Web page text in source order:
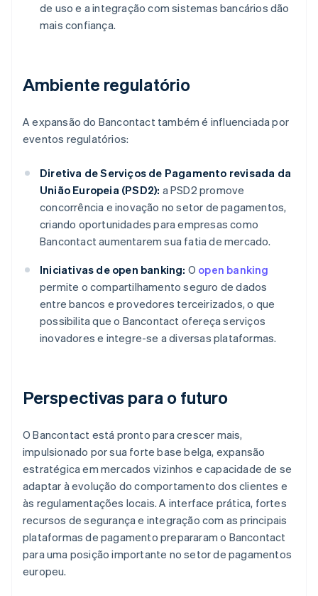
de uso e a integração com sistemas bancários dão
mais confiança.
Ambiente regulatório
A expansão do Bancontact também é influenciada por
eventos regulatórios:
Diretiva de Serviços de Pagamento revisada da
União Europeia (PSD2): a PSD2 promove
concorrência e inovação no setor de pagamentos,
criando oportunidades para empresas como
Bancontact aumentarem sua fatia de mercado.
Iniciativas de open banking: O open banking
permite o compartilhamento seguro de dados
entre bancos e provedores terceirizados, o que
possibilita que o Bancontact ofereça serviços
inovadores e integre-se a diversas plataformas.
Perspectivas para o futuro
O Bancontact está pronto para crescer mais,
impulsionado por sua forte base belga, expansão
estratégica em mercados vizinhos e capacidade de se
adaptar à evolução do comportamento dos clientes e
às regulamentações locais. A interface prática, fortes
recursos de segurança e integração com as principais
plataformas de pagamento prepararam o Bancontact
para uma posição importante no setor de pagamentos
europeu.